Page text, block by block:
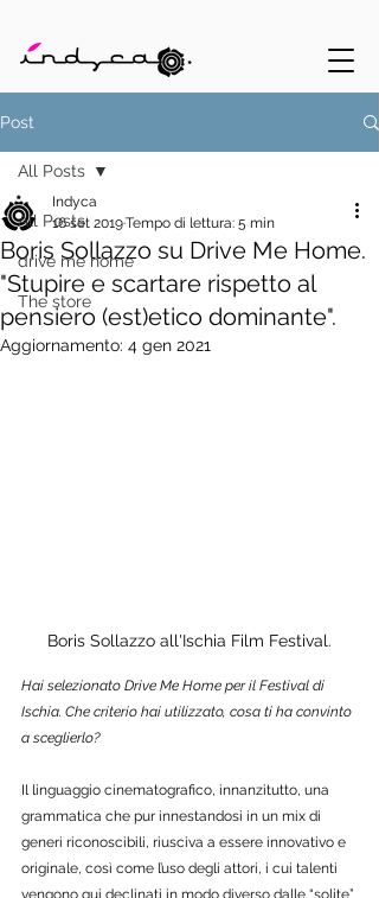
Post
All Posts
drive me home
The store
All Posts
Boris Sollazzo su Drive Me Home.
"Stupire e scartare rispetto al
pensiero (est)etico dominante".
Indyca
16 set 2019Tempo di lettura: 5 min
Aggiornamento: 4 gen 2021
Boris Sollazzo all'Ischia Film Festival.
Hai selezionato Drive Me Home per il Festival di
Ischia. Che criterio hai utilizzato, cosa ti ha convinto
a sceglierlo?
Il linguaggio cinematografico, innanzitutto, una
grammatica che pur innestandosi in un mix di
generi riconoscibili, riusciva a essere innovativo e
originale, così come l’uso degli attori, i cui talenti